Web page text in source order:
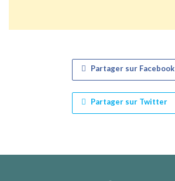
Partager sur Facebook
Partager sur Twitter